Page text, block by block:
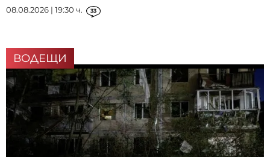
08.08.2026 | 19:30 ч. 33
ВОДЕЩИ